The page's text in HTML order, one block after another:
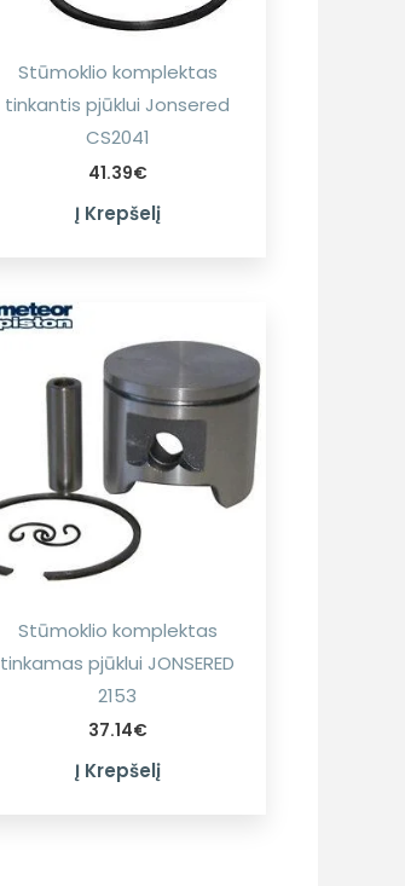
Stūmoklio komplektas
tinkantis pjūklui Jonsered
CS2041
41.39€
Į Krepšelį
Stūmoklio komplektas
tinkamas pjūklui JONSERED
2153
37.14€
Į Krepšelį